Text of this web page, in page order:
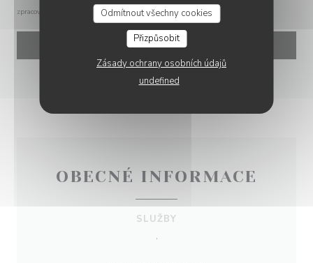
Odmítnout všechny cookies
Přizpůsobit
Zásady ochrany osobních údajů
undefined
zpracování vašich údajů si přečtěte našezásady ochrany osobních údajů
OBECNÉ INFORMACE
SLUŽBY
,